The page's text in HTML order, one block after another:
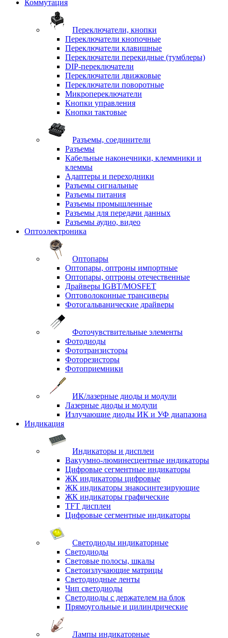
Коммутация
Переключатели, кнопки
Переключатели кнопочные
Переключатели клавишные
Переключатели перекидные (тумблеры)
DIP-переключатели
Переключатели движковые
Переключатели поворотные
Микропереключатели
Кнопки управления
Кнопки тактовые
Разъемы, соединители
Разъемы
Кабельные наконечники, клеммники и
клеммы
Адаптеры и переходники
Разъемы сигнальные
Разъемы питания
Разъемы промышленные
Разъемы для передачи данных
Разъемы аудио, видео
Оптоэлектроника
Оптопары
Оптопары, оптроны импортные
Оптопары, оптроны отечественные
Драйверы IGBT/MOSFET
Оптоволоконные трансиверы
Фотогальванические драйверы
Фоточувствительные элементы
Фотодиоды
Фототранзисторы
Фоторезисторы
Фотоприемники
ИК/лазерные диоды и модули
Лазерные диоды и модули
Излучающие диоды ИК и УФ диапазона
Индикация
Индикаторы и дисплеи
Вакуумно-люминесцентные индикаторы
Цифровые сегментные индикаторы
ЖК индикаторы цифровые
ЖК индикаторы знакосинтезирующие
ЖК индикаторы графические
TFT дисплеи
Цифровые сегментные индикаторы
Светодиоды индикаторные
Светодиоды
Световые полосы, шкалы
Светоизлучающие матрицы
Светодиодные ленты
Чип светодиоды
Светодиоды с держателем на блок
Прямоугольные и цилиндрические
Лампы индикаторные